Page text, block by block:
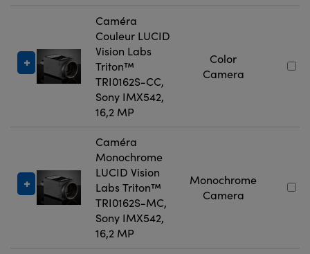
Caméra
Couleur LUCID
Vision Labs
Triton™
TRI0162S-CC,
Sony IMX542,
16,2 MP
Color
Camera
Caméra
Monochrome
LUCID Vision
Labs Triton™
TRI0162S-MC,
Sony IMX542,
16,2 MP
Monochrome
Camera